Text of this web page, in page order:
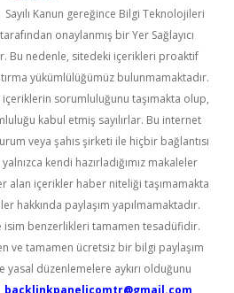
Sayılı Kanun gereğince Bilgi Teknolojileri
onaylanmış bir Yer Sağlayıcı
Bu nedenle, sitedeki içerikleri proaktif
yükümlülüğümüz bulunmamaktadır.
içeriklerin sorumluluğunu taşımakta olup,
kabul etmiş sayılırlar. Bu internet
veya şahıs şirketi ile hiçbir bağlantısı
kendi hazırladığımız makaleler
alan içerikler haber niteliği taşımamakta
hakkında paylaşım yapılmamaktadır.
isim benzerlikleri tamamen tesadüfidir.
ve tamamen ücretsiz bir bilgi paylaşım
düzenlemelere aykırı olduğunu
backlinkpanelicomtr@gmail.com